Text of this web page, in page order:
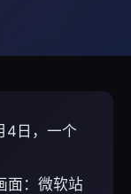
4日，一个
面：微软站